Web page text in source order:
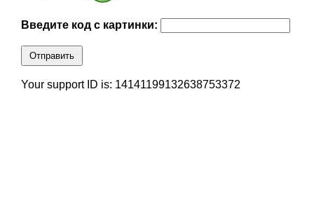
Введите код с картинки:
Отправить
Your support ID is: 14141199132638753372